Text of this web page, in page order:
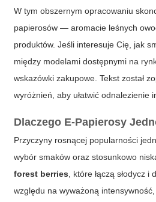
W tym obszernym opracowaniu
papierosów — aromacie leśnych
produktów. Jeśli interesuje Cię, jak
między modelami dostępnymi na
wskazówki zakupowe. Tekst został
wyróżnień, aby ułatwić odnalezienie
Dlaczego E-Papierosy
Przyczyny rosnącej popularności
wybór smaków oraz stosunkowo
forest berries , które łączą słodycz
względu na wyważoną